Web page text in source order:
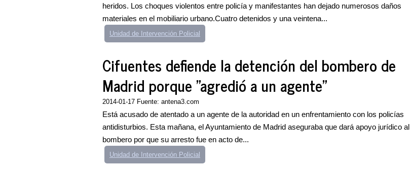
heridos. Los choques violentos entre policía y manifestantes han dejado numerosos daños
materiales en el mobiliario urbano.Cuatro detenidos y una veintena...
Unidad de Intervención Policial
Cifuentes defiende la detención del bombero de
Madrid porque "agredió a un agente"
2014-01-17 Fuente: antena3.com
Está acusado de atentado a un agente de la autoridad en un enfrentamiento con los policías
antidisturbios. Esta mañana, el Ayuntamiento de Madrid aseguraba que dará apoyo jurídico al
bombero por que su arresto fue en acto de...
Unidad de Intervención Policial